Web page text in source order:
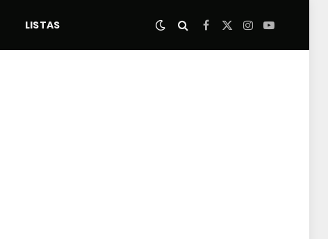
LISTAS Facebook
X
Instagram
YouTube